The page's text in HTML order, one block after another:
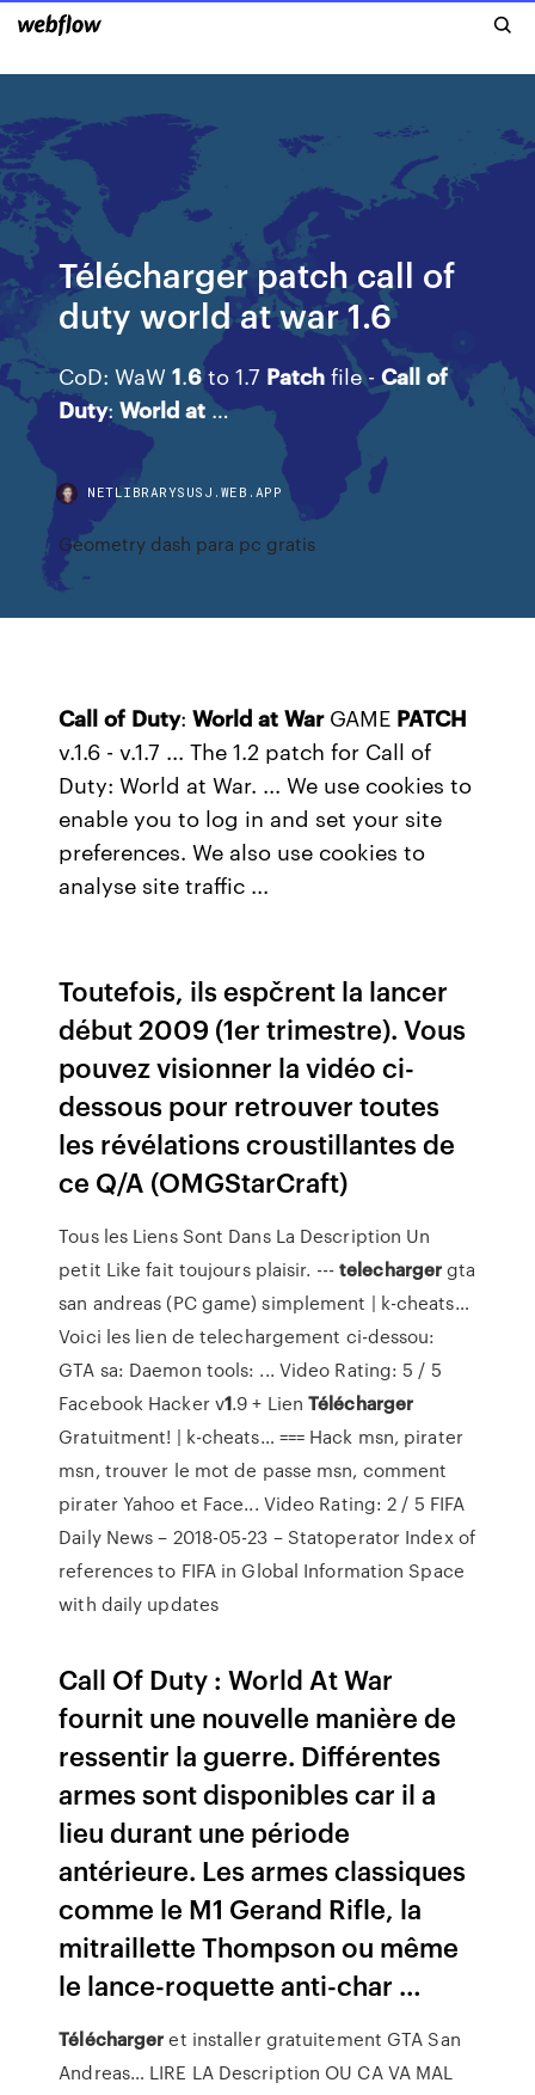
Télécharger patch call of
duty world at war 1.6
CoD: WaW1.6to 1.7 Patch file -Call of
Duty:World at …
NETLIBRARYSUSJ.WEB.APP
Geometry dash para pc gratis
Call of Duty:World at WarGAME PATCH
v.1.6 - v.1.7 ... The 1.2 patch for Call of
Duty: World at War. ... We use cookies to
enable you to log in and set your site
preferences. We also use cookies to
analyse site traffic ...
Toutefois, ils espčrent la lancer
début 2009 (1er trimestre). Vous
pouvez visionner la vidéo ci-
dessous pour retrouver toutes
les révélations croustillantes de
ce Q/A (OMGStarCraft)
Tous les Liens Sont Dans La Description Un
petit Like fait toujours plaisir. ---telechargergta
san andreas (PC game) simplement | k-cheats…
Voici les lien de telechargement ci-dessou:
GTA sa: Daemon tools: ... Video Rating: 5 / 5
Facebook Hacker v1.9 + LienTélécharger
Gratuitment! | k-cheats… === Hack msn, pirater
msn, trouver le mot de passe msn, comment
pirater Yahoo et Face... Video Rating: 2 / 5 FIFA
Daily News – 2018-05-23 – Statoperator Index of
references to FIFA in Global Information Space
with daily updates
Call Of Duty : World At War
fournit une nouvelle manière de
ressentir la guerre. Différentes
armes sont disponibles car il a
lieu durant une période
antérieure. Les armes classiques
comme le M1 Gerand Rifle, la
mitraillette Thompson ou même
le lance-roquette anti-char …
Téléchargeret installer gratuitement GTA San
Andreas… LIRE LA Description OU CA VA MAL